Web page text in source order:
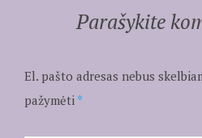
Parašykite
El. pašto adresas nebus
pažymėti *